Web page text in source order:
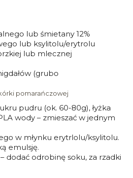
lub śmietany 12%
lub ksylitolu/erytrolu
lub mlecznej
(grubo
pomarańczowej
pudru (ok. 60-80g), łyżka
wody – zmieszać w jednym
w młynku erytrlolu/ksylitolu.
emulsję.
dodać odrobinę soku, za rzadki